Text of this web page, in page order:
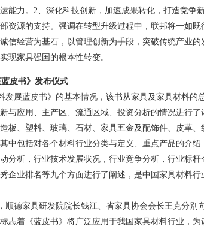
能力。2、深化科技创新，加速成果转化，打造竞争
资源的支持。强调在转型升级过程中，联邦将一如既
信经营为基石，以管理创新为手段，突破传统产业的
现家具强国的根本性转变。
皮书》发布仪式
展蓝皮书》的基本情况，该书从家具及家具材料的
与应用、主产区、流通区域、投资分析的情况进行了
板、塑料、玻璃、石材、家具五金及配饰件、皮革、
中包括对各个材料行业分类与定义、重点产品的介绍
分析，行业技术发展状况，行业竞争分析，行业标杆
企业排名等九个方面进行了阐述，是中国家具材料行
德家具研发院院长钱江、省家具协会会长王克分别
志着《蓝皮书》将广泛应用于我国家具材料行业，为